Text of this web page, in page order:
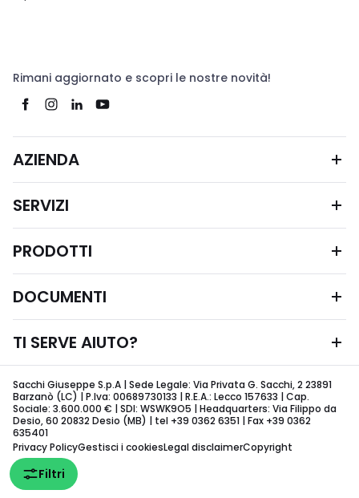
Filtri
Rimani aggiornato e scopri le nostre novità!
AZIENDA
SERVIZI
PRODOTTI
DOCUMENTI
TI SERVE AIUTO?
Sacchi Giuseppe S.p.A | Sede Legale: Via Privata G. Sacchi, 2 23891
Barzanò (LC) | P.Iva: 00689730133 | R.E.A.: Lecco 157633 | Cap.
Sociale: 3.600.000 € | SDI: WSWK9O5 | Headquarters: Via Filippo da
Desio, 60 20832 Desio (MB) | tel +39 0362 6351 | Fax +39 0362
635401
Privacy PolicyGestisci i cookiesLegal disclaimerCopyright